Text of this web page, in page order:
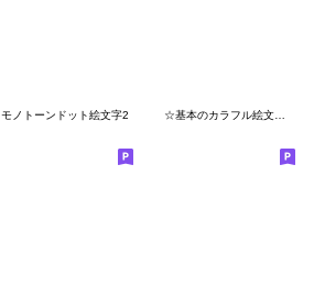
モノトーンドット絵文字2 ☆基本のカラフル絵文字☆